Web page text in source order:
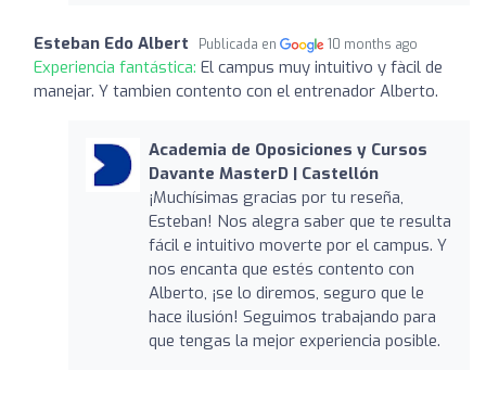
Esteban Edo Albert Publicada en 10 months ago
Experiencia fantástica: El campus muy intuitivo y fàcil de
manejar. Y tambien contento con el entrenador Alberto.
Academia de Oposiciones y Cursos
Davante MasterD | Castellón
¡Muchísimas gracias por tu reseña,
Esteban! Nos alegra saber que te resulta
fácil e intuitivo moverte por el campus. Y
nos encanta que estés contento con
Alberto, ¡se lo diremos, seguro que le
hace ilusión! Seguimos trabajando para
que tengas la mejor experiencia posible.